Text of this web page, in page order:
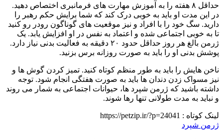
حداقل ۸ هفته را به آموزش مهارت های فرمانبری اختصاص دهید.
در این مدت او باید به خوبی درک کند که شما برایش حکم رهبر را
دارید. سگ خود را با افراد و نیز موقعیت های گوناگون رودر رو کنید
تا به خوبی اجتماعی شده و اعتماد به نفس در او افزایش یابد. یک
ژرمن بالغ هر روز حداقل حدود ۲۰ دقیقه به فعالیت بدنی نیاز دارد.
پوشش بدنی او را باید به صورت روزانه برس بزنید.
ناخن هایش را باید به طور منظم کوتاه کنید. تمیز کردن گوش ها و
نیز مسواک زدن دندان ها باید به صورت هفتگی انجام شود. توجه
داشته باشید که ژرمن شپرد ها، حیوانات اجتماعی به شمار می روند
و نباید به مدت طولانی تنها رها شوند.
لینک کوتاه : https://petzip.ir/?p=24041
ژرمن شپرد